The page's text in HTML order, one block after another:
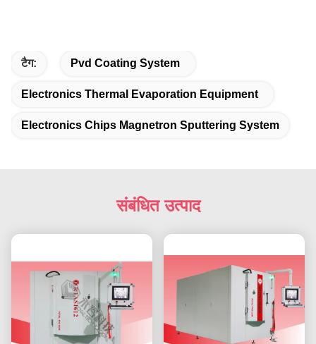
टैग: Pvd Coating System
Electronics Thermal Evaporation Equipment
Electronics Chips Magnetron Sputtering System
संबंधित उत्पाद